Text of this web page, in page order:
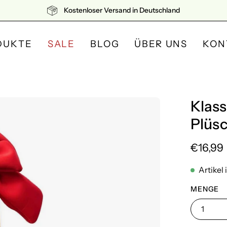
Kostenloser Versand in Deutschland
SALE BLOG ÜBER UNS
€16,99
Artikel
MENGE
1